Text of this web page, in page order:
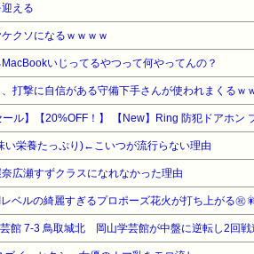
か一介の労働者に何の責任もないし、評
ID:YvNxC+vHp 男も育休取っていいん
える
クソになるｗｗｗｗ
MacBookいじってるやつって何やってんの？
、打撃に自信がある守備下手さんが使われまくるｗ
い栄養たっぷり)←こいつが流行らない理由
奈広瀬すずクラスになれなかった理由
ベルの綺麗すぎるプロポーズ花火が打ち上がる㊗🎇